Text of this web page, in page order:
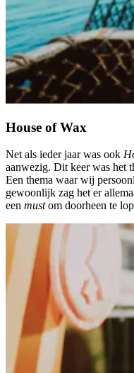
House of Wax
Net als ieder jaar was ook
aanwezig. Dit keer was het
Een thema waar wij
gewoonlijk zag het er
een mustom doorheen te